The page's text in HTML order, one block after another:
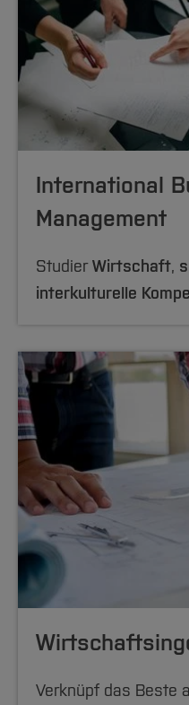
International
Management
StudierWirtschaft,
interkulturelle
Verknüpf das Beste